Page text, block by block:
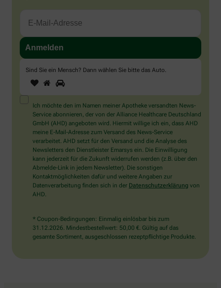
Sind Sie ein Mensch? Dann wählen Sie bitte das Auto.
Sind
Sie
ein
Mensch?
Dann
wählen
Sie
bitte
das
Auto.
1 2
Ich möchte den im Namen meiner Apotheke versandten News-
Service abonnieren, der von der Alliance Healthcare Deutschland
GmbH (AHD) angeboten wird. Hiermit willige ich ein, dass AHD
meine E-Mail-Adresse zum Versand des News-Service
verarbeitet. AHD setzt für den Versand und die Analyse des
Newsletters den Dienstleister Emarsys ein. Die Einwilligung
kann jederzeit für die Zukunft widerrufen werden (z.B. über den
Abmelde-Link in jedem Newsletter). Die sonstigen
Kontaktmöglichkeiten dafür und weitere Angaben zur
Datenverarbeitung finden sich in der Datenschutzerklärung von
AHD.
* Coupon-Bedingungen: Einmalig einlösbar bis zum
31.12.2026. Mindestbestellwert: 50,00 €. Gültig auf das
gesamte Sortiment, ausgeschlossen rezeptpflichtige Produkte.